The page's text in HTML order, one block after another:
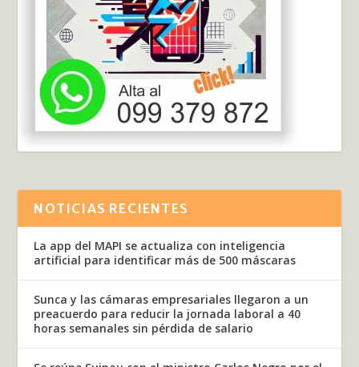
NOTICIAS RECIENTES
La app del MAPI se actualiza con inteligencia
artificial para identificar más de 500 máscaras
Sunca y las cámaras empresariales llegaron a un
preacuerdo para reducir la jornada laboral a 40
horas semanales sin pérdida de salario